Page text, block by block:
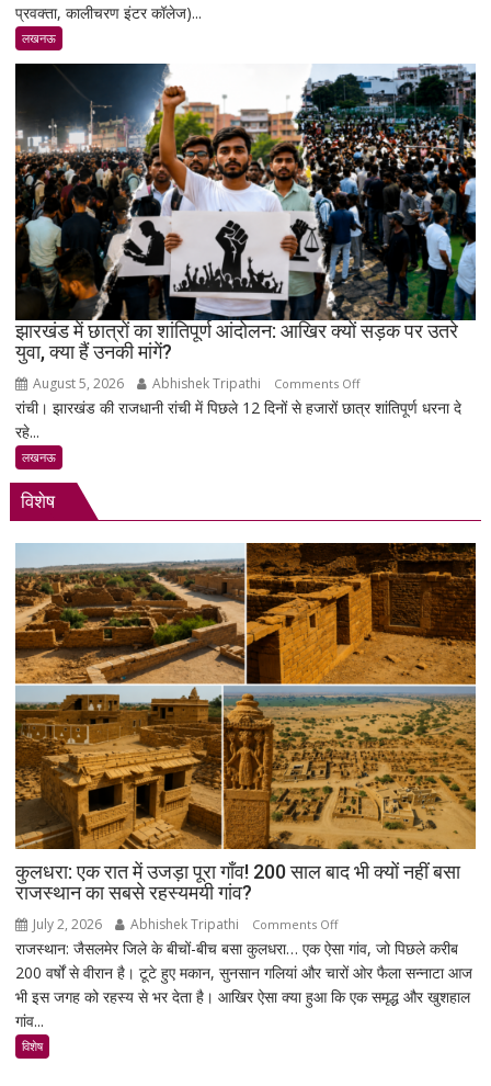
नारायण
पाण्डेय
‘तेजेश
जी’
को
भावभीनी
श्रद्धांजलि,
बड़ी
संख्या
में
जुटे
प्रबुद्धजन
प्रवक्ता, कालीचरण इंटर कॉलेज)...
लखनऊ
झारखंड में छात्रों का शांतिपूर्ण आंदोलन: आखिर क्यों सड़क पर उतरे
युवा, क्या हैं उनकी मांगें?
August 5, 2026 Abhishek Tripathi Comments Offon
झारखंड
आखिर
क्यों
सड़क
पर
उतरे
युवा,
क्या
हैं
उनकी
मांगें?
रांची। झारखंड की राजधानी रांची में पिछले 12 दिनों से हजारों छात्र शांतिपूर्ण धरना दे
रहे...
लखनऊ
विशेष
कुलधरा: एक रात में उजड़ा पूरा गाँव! 200 साल बाद भी क्यों नहीं बसा
राजस्थान का सबसे रहस्यमयी गांव?
July 2, 2026 Abhishek Tripathi Comments Offon
कुलधरा:
एक
रात
राजस्थान: जैसलमेर जिले के बीचों-बीच बसा कुलधरा… एक ऐसा गांव, जो पिछले करीब
200 वर्षों से वीरान है। टूटे हुए मकान, सुनसान गलियां और चारों ओर फैला सन्नाटा आज
भी इस जगह को रहस्य से भर देता है। आखिर ऐसा क्या हुआ कि एक समृद्ध और खुशहाल
गांव...
विशेष